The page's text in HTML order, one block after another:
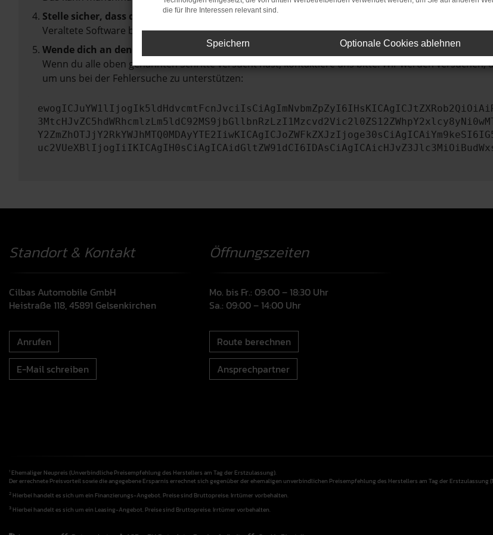
Stelle sicher, dass dein Browser und dein Betriebssystem auf dem neuesten Stand sind.
Veraltete Software birgt nicht nur ein Sicherheitsrisiko, sondern kann auch dazu führen, dass
Wende dich an den Webseitenbetreiber.
Wenn du alle oben genannten Schritte versucht hast, kontaktiere uns bitte. Wir werden versuchen,
um uns bei der Fehlersuche zu unterstützen:
Standort & Kontakt
Cilbas Automobile GmbH
Heistraße 118, 45891 Gelsenkirchen
Anrufen
E-Mail schreiben
Öffnungszeiten
Mo. bis Fr.: 09:00 – 18:30 Uhr
Sa.: 09:00 – 14:00 Uhr
Route berechnen
Ansprechpartner
1 Ehemaliger Neupreis (Unverbindliche Preisempfehlung des Herstellers am Tag der Erstzulassung).
Der errechnete Preisvorteil sowie die angegebene Ersparnis errechnet sich gegenüber der ehemaligen unverbindlichen Preisempfehlung des Herstellers am Tag der Erstzulassung
2Hierbei handelt es sich um ein Finanzierungs-Angebot. Preise sind Bruttopreise. Irrtümer vorbehalten.
3Hierbei handelt es sich um ein Leasing-Angebot. Preise sind Bruttopreise. Irrtümer vorbehalten.
die für Ihre Interessen relevant sind.
Speichern Optionale Cookies ablehnen